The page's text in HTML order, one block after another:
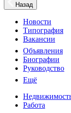
Назад
Новости
Типография
Вакансии
Объявления
Биографии
Руководство
Ещё
Работа